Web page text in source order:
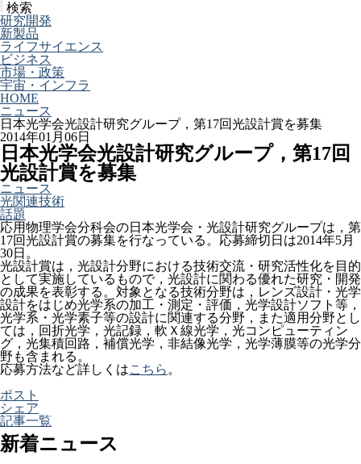
検索
研究開発
新製品
ライフサイエンス
ビジネス
市場・政策
宇宙・インフラ
HOME
ニュース
日本光学会光設計研究グループ，第17回光設計賞を募集
2014年01月06日
日本光学会光設計研究グループ，第17回
光設計賞を募集
ニュース
光関連技術
話題
応用物理学会分科会の日本光学会・光設計研究グループは，第
17回光設計賞の募集を行なっている。応募締切日は2014年5月
30日。
光設計賞は，光設計分野における技術交流・研究活性化を目的
として実施しているもので，光設計に関わる優れた研究・開発
の成果を表彰する。対象となる技術分野は，レンズ設計・光学
設計をはじめ光学系の加工・測定・評価，光学設計ソフト等，
光学系・光学素子等の設計に関連する分野，また適用分野とし
ては，回折光学，光記録，軟Ｘ線光学，光コンピューティン
グ，光集積回路，補償光学，非結像光学，光学薄膜等の光学分
野も含まれる。
応募方法など詳しくはこちら 。
ポスト
シェア
記事一覧
新着ニュース